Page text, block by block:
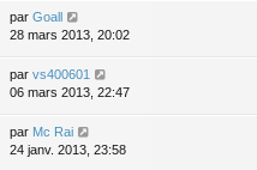
par Goall
28 mars 2013, 20:02
par vs400601
06 mars 2013, 22:47
par Mc Rai
24 janv. 2013, 23:58